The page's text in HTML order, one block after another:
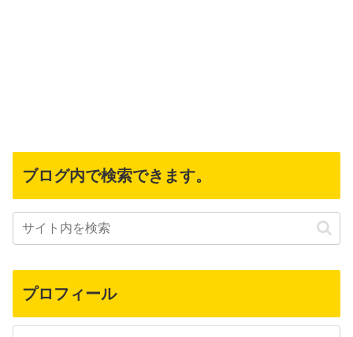
ブログ内で検索できます。
プロフィール